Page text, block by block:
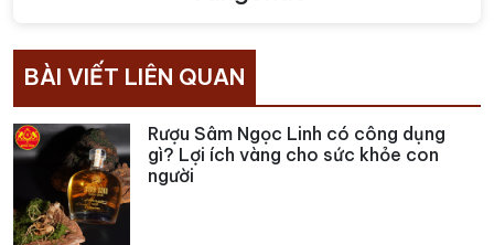
BÀI VIẾT LIÊN QUAN
Rượu Sâm Ngọc Linh có công dụng
gì? Lợi ích vàng cho sức khỏe con
người